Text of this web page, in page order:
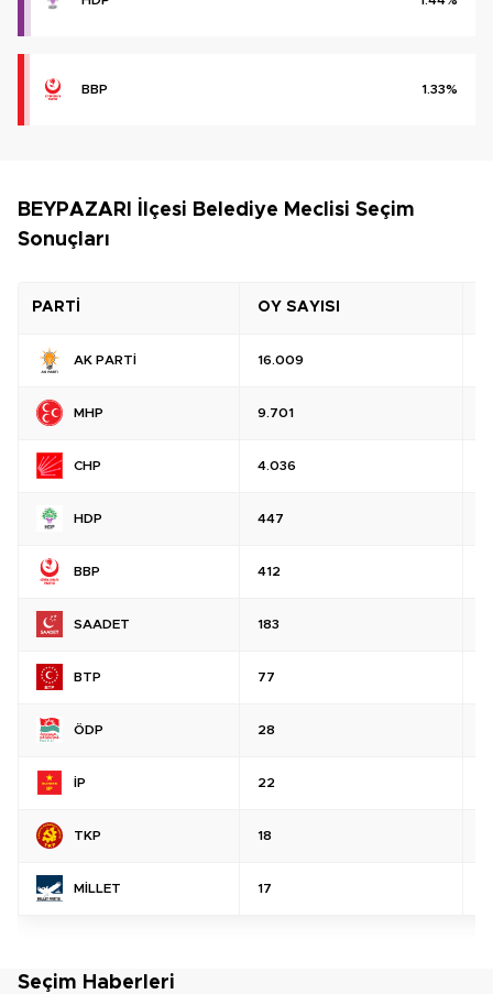
BBP 1.33%
BEYPAZARI İlçesi Belediye Meclisi Seçim
Sonuçları
PARTİ OY SAYISI
AK PARTİ 16.009
MHP 9.701
CHP 4.036
HDP 447
BBP 412
SAADET 183
BTP 77
ÖDP 28
İP 22
TKP 18
MİLLET 17
Seçim Haberleri